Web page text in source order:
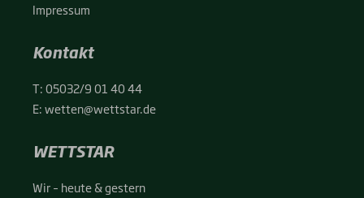
Impres­sum
Kontakt
T:05032/9 01 40 44
E:wetten@wettstar.de
WETTSTAR
Wir – heu­te & ges­tern